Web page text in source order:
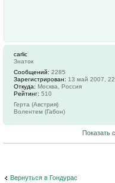
carlic
Знаток
Сообщений: 2285
Зарегистрирован: 13 май 2007,
Откуда: Москва, Россия
Рейтинг: 510
Герта (Австрия)
Волентем (Габон)
Показать
Вернуться в Гондурас